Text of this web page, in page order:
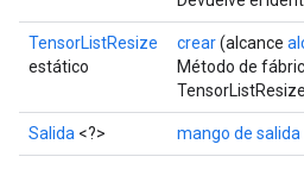
TensorListResize
estático
crear(alcance
Método de
TensorListResize.
Salida <?> mango de salida